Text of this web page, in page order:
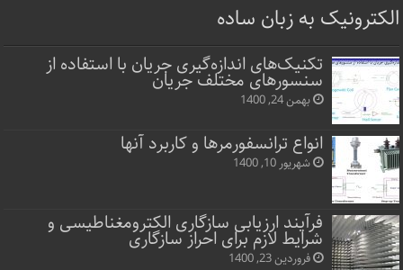
الکترونیک به زبان ساده
تکنیک‌های اندازه‌گیری جریان با استفاده از
سنسورهای مختلف جریان
بهمن 24, 1400
انواع ترانسفورمرها و کاربرد آنها
شهریور 10, 1400
فرآیند ارزیابی سازگاری الکترومغناطیسی و
شرایط لازم برای احراز سازگاری
فروردین 23, 1400